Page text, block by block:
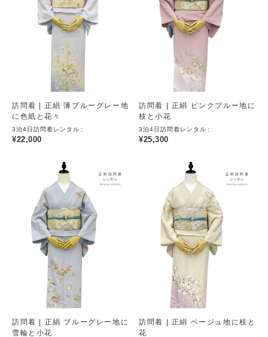
訪問着 | 正絹 薄ブルーグレー地
に色紙と花々
3泊4日訪問着レンタル
¥22,000
訪問着 | 正絹 ピンクブルー地に
枝と小花
3泊4日訪問着レンタル
¥25,300
訪問着 | 正絹 ブルーグレー地に
雪輪と小花
訪問着 | 正絹 ベージュ地に枝と
花